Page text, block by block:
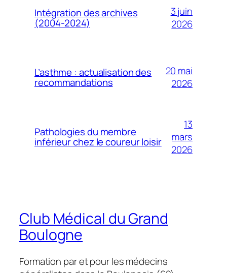
Intégration des archives
(2004-2024)
3 juin
2026
L’asthme : actualisation des
recommandations
20 mai
2026
Pathologies du membre
inférieur chez le coureur loisir
13
mars
2026
Club Médical du Grand
Boulogne
Formation par et pour les médecins